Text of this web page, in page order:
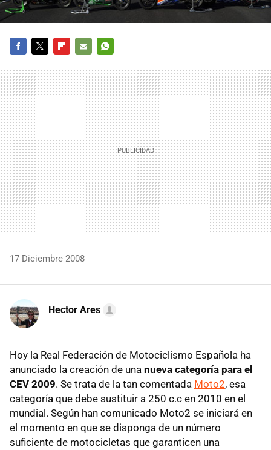
MAIL
17 Diciembre 2008
Hector Ares
Hoy la Real Federación de Motociclismo Española ha
anunciado la creación de una nueva categoría para el
CEV 2009. Se trata de la tan comentada Moto2, esa
categoría que debe sustituir a 250 c.c en 2010 en el
mundial. Según han comunicado Moto2 se iniciará en
el momento en que se disponga de un número
suficiente de motocicletas que garanticen una